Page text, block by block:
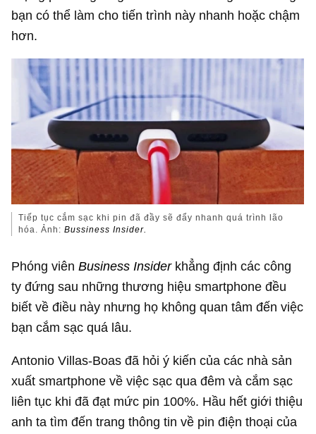
bạn có thể làm cho tiến trình này nhanh hoặc chậm
hơn.
Tiếp tục cắm sạc khi pin đã đầy sẽ đẩy nhanh quá trình lão
hóa. Ảnh:Bussiness Insider.
Phóng viênBusiness Insiderkhẳng định các công
ty đứng sau những thương hiệu smartphone đều
biết về điều này nhưng họ không quan tâm đến việc
bạn cắm sạc quá lâu.
Antonio Villas-Boas đã hỏi ý kiến của các nhà sản
xuất smartphone về việc sạc qua đêm và cắm sạc
liên tục khi đã đạt mức pin 100%. Hầu hết giới thiệu
anh ta tìm đến trang thông tin về pin điện thoại của